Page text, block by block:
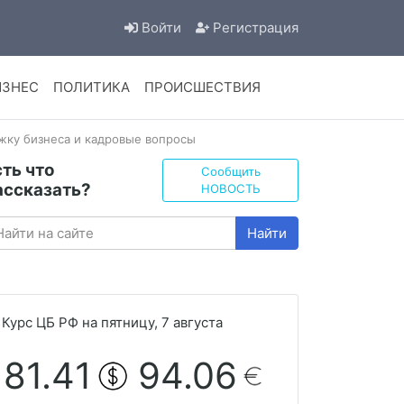
Войти Регистрация
ПОЛИТИКА ПРОИСШЕСТВИЯ
бизнеса и кадровые вопросы
что
Сообщить
НОВОСТЬ
Найти
Курс ЦБ РФ на пятницу, 7 августа
81.41 94.06